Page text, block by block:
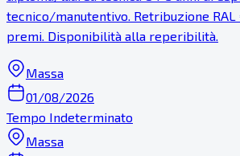
tecnico/manutentivo. Retribuzione RAL
premi. Disponibilità alla reperibilità.
Massa
01/08/2026
Tempo Indeterminato
Massa